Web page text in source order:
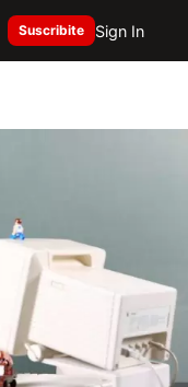
Suscribite Sign In